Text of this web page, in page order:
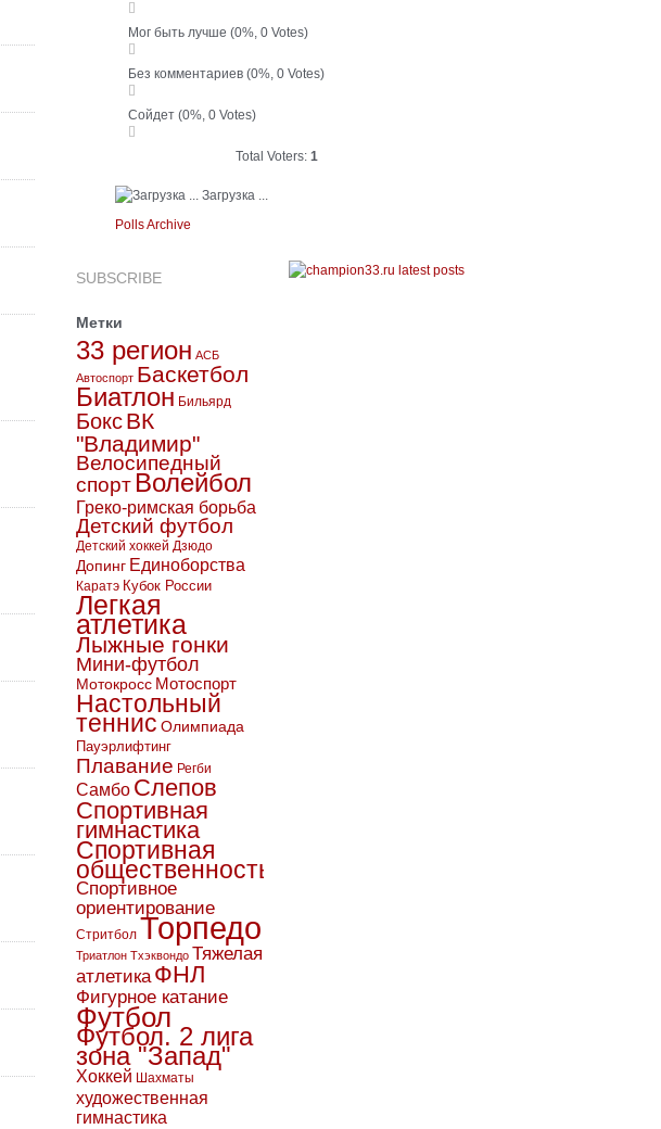
Мог быть лучше (0%, 0 Votes)
Без комментариев (0%, 0 Votes)
Сойдет (0%, 0 Votes)
Total Voters: 1
Загрузка ...
Polls Archive
SUBSCRIBE
Метки
33 регион АСБ
Автоспорт Баскетбол
Биатлон Бильярд
БоксВК
"Владимир"
Велосипедный
спорт Волейбол
Греко-римская борьба
Детский футбол
Детский хоккей Дзюдо
Допинг Единоборства
Каратэ Кубок России
Легкая
атлетика
Лыжные гонки
Мини-футбол
Мотокросс Мотоспорт
Настольный
теннис Олимпиада
Пауэрлифтинг
Плавание Регби
Самбо Слепов
Спортивная
гимнастика
Спортивная
общественность
Спортивное
ориентирование
Стритбол Торпедо
Триатлон Тхэквондо Тяжелая
атлетика ФНЛ
Фигурное катание
Футбол
Футбол. 2 лига
зона "Запад"
Хоккей Шахматы
художественная
гимнастика